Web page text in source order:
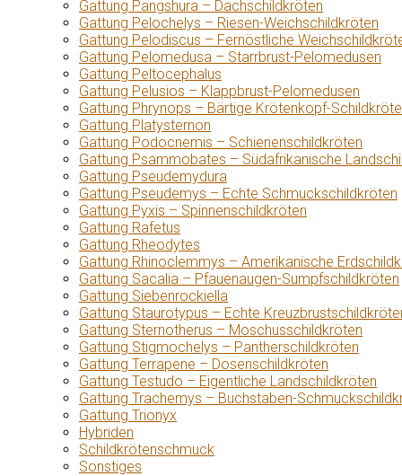
Gattung Pangshura – Dachschildkröten
Gattung Pelochelys – Riesen-Weichschildkröten
Gattung Pelodiscus – Fernöstliche
Gattung Pelomedusa – Starrbrust-Pelomedusen
Gattung Peltocephalus
Gattung Pelusios – Klappbrust-Pelomedusen
Gattung Phrynops – Bärtige Krötenkopf-
Gattung Platysternon
Gattung Podocnemis – Schienenschildkröten
Gattung Psammobates – Südafrikanische
Gattung Pseudemydura
Gattung Pseudemys – Echte Schmuckschildkröten
Gattung Pyxis – Spinnenschildkröten
Gattung Rafetus
Gattung Rheodytes
Gattung Rhinoclemmys – Amerikanische
Gattung Sacalia – Pfauenaugen-Sumpfschildkröten
Gattung Siebenrockiella
Gattung Staurotypus – Echte
Gattung Sternotherus – Moschusschildkröten
Gattung Stigmochelys – Pantherschildkröten
Gattung Terrapene – Dosenschildkröten
Gattung Testudo – Eigentliche Landschildkröten
Gattung Trachemys – Buchstaben-
Gattung Trionyx
Hybriden
Schildkrötenschmuck
Sonstiges